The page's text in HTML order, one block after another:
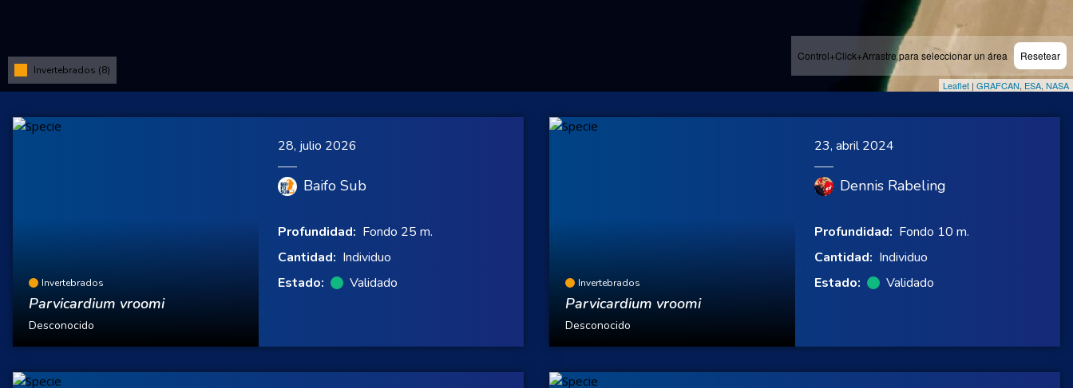
Control+Click+Arrastre para seleccionar un área Resetear
Invertebrados (8)
Leaflet | GRAFCAN, ESA, NASA
Invertebrados
Parvicardium vroomi
Desconocido
28, julio 2026
Baifo Sub
Profundidad: Fondo 25 m.
Cantidad: Individuo
Estado:
Validado Invertebrados
Parvicardium vroomi
Desconocido
23, abril 2024
Dennis Rabeling
Profundidad: Fondo 10 m.
Cantidad: Individuo
Estado:
Validado